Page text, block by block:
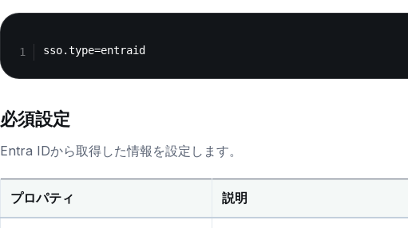
必須設定
Entra IDから取得した情報を設定します。
プロパティ 説明